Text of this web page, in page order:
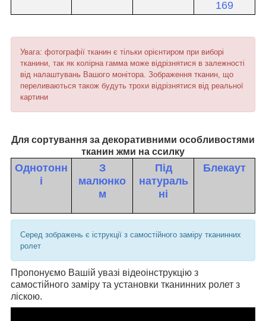
169
Увага: фотографії тканин є тільки орієнтиром при виборі
тканини, так як колірна гамма може відрізнятися в залежності
від налаштувань Вашого монітора. Зображення тканин, що
переливаються також будуть трохи відрізнятися від реальної
картини
Для сортування за декоративними особливостями
тканин жми на ссилку
Однотонн
і
З
малюнко
м
Під
натураль
ні
Блекаут
Серед зображень є іструкції з самостійного заміру тканинних
ролет
Пропонуємо Вашій увазі відеоінструкцію з
самостійного заміру та установки тканинних ролет з
ліскою.